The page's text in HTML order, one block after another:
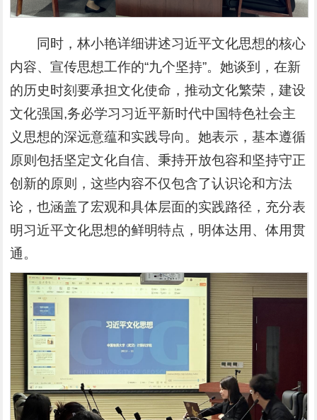
同时，林小艳详细讲述习近平文化思想的核心
内容、宣传思想工作的“九个坚持”。她谈到，在新
的历史时刻要承担文化使命，推动文化繁荣，建设
文化强国,务必学习习近平新时代中国特色社会主
义思想的深远意蕴和实践导向。她表示，基本遵循
原则包括坚定文化自信、秉持开放包容和坚持守正
创新的原则，这些内容不仅包含了认识论和方法
论，也涵盖了宏观和具体层面的实践路径，充分表
明习近平文化思想的鲜明特点，明体达用、体用贯
通。